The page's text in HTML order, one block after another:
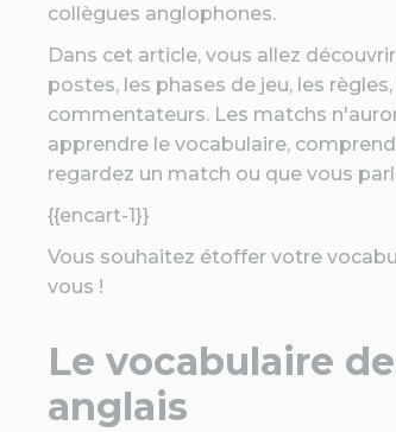
collègues anglophones.
Dans cet article, vous allez
postes, les phases de jeu, les
commentateurs. Les matchs
apprendre le vocabulaire,
regardez un match ou que vous
{{encart-1}}
Vous souhaitez étoffer votre
vous !
Le vocabulaire
anglais